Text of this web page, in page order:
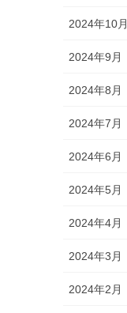
2024年10月
2024年9月
2024年8月
2024年7月
2024年6月
2024年5月
2024年4月
2024年3月
2024年2月